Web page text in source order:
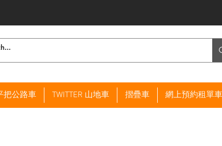
把公路車 TWITTER 山地車 摺疊車 網上預約租單車